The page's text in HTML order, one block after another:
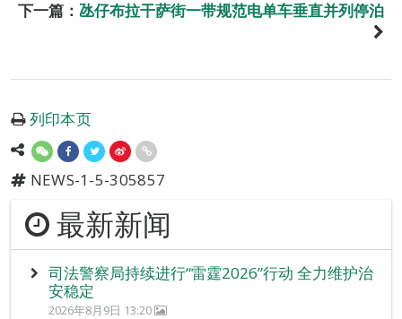
下一篇： 氹仔布拉干萨街一带规范电单车垂直并列停泊
列印本页
NEWS-1-5-305857
最新新闻
司法警察局持续进行“雷霆2026”行动 全力维护治
安稳定
2026年8月9日 13:20